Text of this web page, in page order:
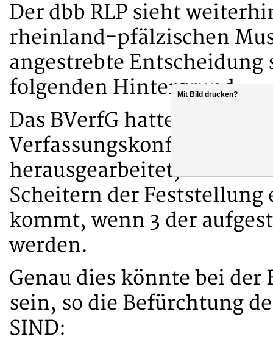
Der dbb RLP sieht
rheinland-pfälzischen
angestrebte Entscheidung
folgenden Hintergrund:
Das BVerfG hatte zur
Verfassungskonformität
herausgearbeitet, wobei
Scheitern der
kommt, wenn 3 der
werden.
Genau dies könnte bei der
sein, so die Befürchtung
SIND:
Mit Bild drucken?